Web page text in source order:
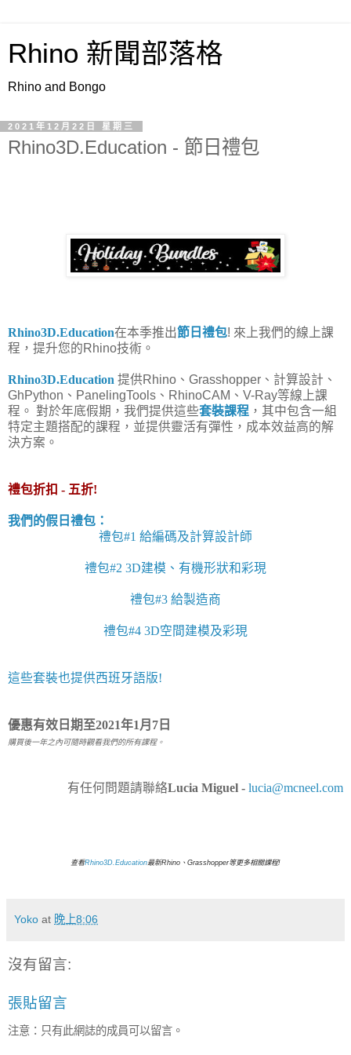
Rhino 新聞部落格
Rhino and Bongo
2021年12月22日 星期三
Rhino3D.Education - 節日禮包
Rhino3D.Education在本季推出節日禮包! 來上我們的線上課
程，提升您的Rhino技術。
Rhino3D.Education 提供Rhino、Grasshopper、計算設計、
GhPython、PanelingTools、RhinoCAM、V-Ray等線上課
程。 對於年底假期，我們提供這些套裝課程 ，其中包含一組
特定主題搭配的課程，並提供靈活有彈性，成本效益高的解
決方案。
禮包折扣 - 五折!
我們的假日禮包：
禮包#1 給編碼及計算設計師
禮包#2 3D建模、有機形狀和彩現
禮包#3 給製造商
禮包#4 3D空間建模及彩現
這些套裝也提供西班牙語版!
優惠有效日期至2021年1月7日
購買後一年之內可隨時觀看我們的所有課程。
有任何問題請聯絡Lucia Miguel - lucia@mcneel.com
查看Rhino3D.Education最新Rhino、Grasshopper等更多相關課程!
Yoko at 晚上8:06
沒有留言:
張貼留言
注意：只有此網誌的成員可以留言。